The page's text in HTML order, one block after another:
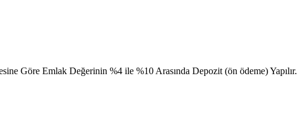
Göre Emlak Değerinin %4 ile %10 Arasında Depozit (ön ödeme) Yapılır.